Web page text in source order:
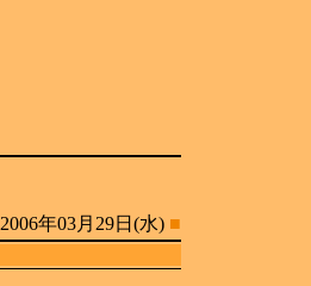
2006年03月29日(水) ■